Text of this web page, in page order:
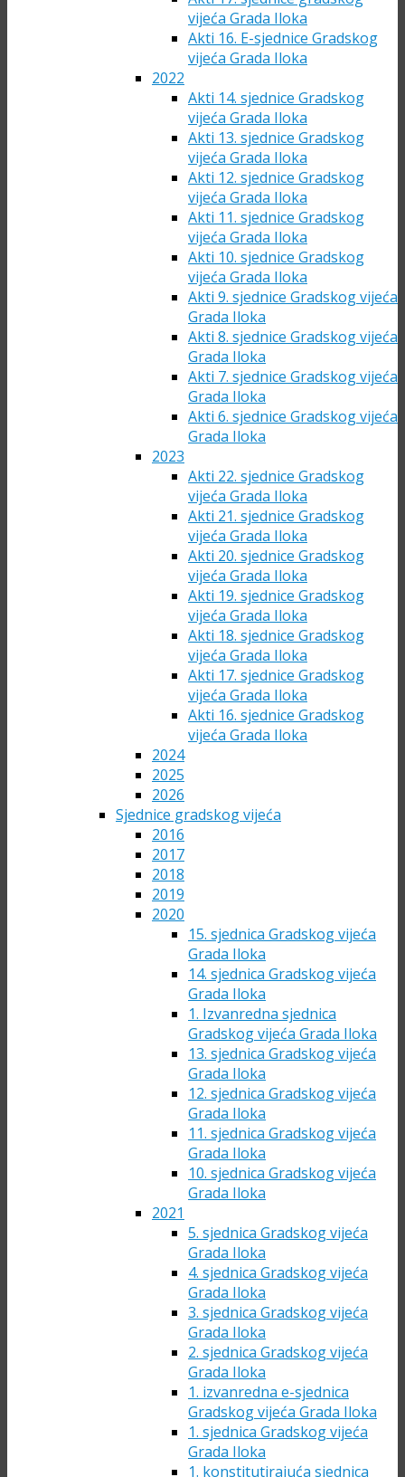
vijeća Grada Iloka
Akti 16. E-sjednice Gradskog
vijeća Grada Iloka
2022
Akti 14. sjednice Gradskog
vijeća Grada Iloka
Akti 13. sjednice Gradskog
vijeća Grada Iloka
Akti 12. sjednice Gradskog
vijeća Grada Iloka
Akti 11. sjednice Gradskog
vijeća Grada Iloka
Akti 10. sjednice Gradskog
vijeća Grada Iloka
Akti 9. sjednice Gradskog vijeća
Grada Iloka
Akti 8. sjednice Gradskog vijeća
Grada Iloka
Akti 7. sjednice Gradskog vijeća
Grada Iloka
Akti 6. sjednice Gradskog vijeća
Grada Iloka
2023
Akti 22. sjednice Gradskog
vijeća Grada Iloka
Akti 21. sjednice Gradskog
vijeća Grada Iloka
Akti 20. sjednice Gradskog
vijeća Grada Iloka
Akti 19. sjednice Gradskog
vijeća Grada Iloka
Akti 18. sjednice Gradskog
vijeća Grada Iloka
Akti 17. sjednice Gradskog
vijeća Grada Iloka
Akti 16. sjednice Gradskog
vijeća Grada Iloka
2024
2025
2026
Sjednice gradskog vijeća
2016
2017
2018
2019
2020
15. sjednica Gradskog vijeća
Grada Iloka
14. sjednica Gradskog vijeća
Grada Iloka
1. Izvanredna sjednica
Gradskog vijeća Grada Iloka
13. sjednica Gradskog vijeća
Grada Iloka
12. sjednica Gradskog vijeća
Grada Iloka
11. sjednica Gradskog vijeća
Grada Iloka
10. sjednica Gradskog vijeća
Grada Iloka
2021
5. sjednica Gradskog vijeća
Grada Iloka
4. sjednica Gradskog vijeća
Grada Iloka
3. sjednica Gradskog vijeća
Grada Iloka
2. sjednica Gradskog vijeća
Grada Iloka
1. izvanredna e-sjednica
Gradskog vijeća Grada Iloka
1. sjednica Gradskog vijeća
Grada Iloka
1. konstitutirajuća sjednica